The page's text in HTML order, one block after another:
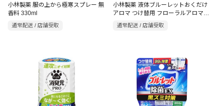
小林製薬 服の上から極寒スプレー 無
香料 330ml
通常配送 / 店舗受取
小林製薬 液体ブルーレットおくだけ
アロマ つけ替用 フローラルアロマの
香り 70ml
通常配送 / 店舗受取